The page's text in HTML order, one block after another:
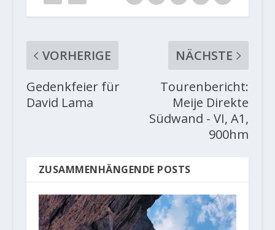
VORHERIGE
Gedenkfeier für
David Lama
NÄCHSTE
Tourenbericht:
Meije Direkte
Südwand - VI, A1,
900hm
ZUSAMMENHÄNGENDE POSTS